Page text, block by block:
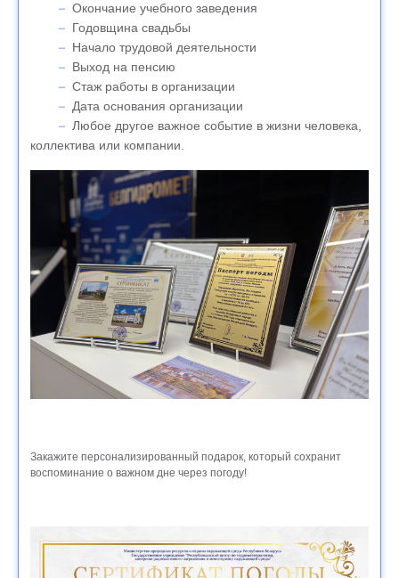
Окончание учебного заведения
Годовщина свадьбы
Начало трудовой деятельности
Выход на пенсию
Стаж работы в организации
Дата основания организации
Любое другое важное событие в жизни человека,
коллектива или компании.
Закажите персонализированный подарок, который сохранит
воспоминание о важном дне через погоду!